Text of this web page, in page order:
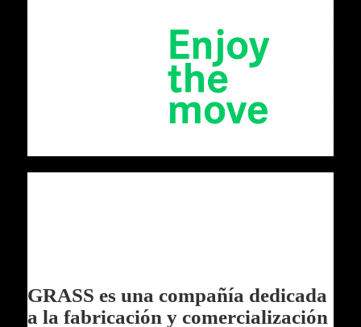
GRASS es una compañía dedicada
a la fabricación y comercialización